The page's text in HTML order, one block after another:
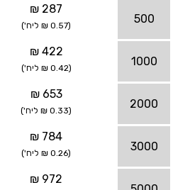
500
287 ₪
(0.57 ₪ ליח')
1000
422 ₪
(0.42 ₪ ליח')
2000
653 ₪
(0.33 ₪ ליח')
3000
784 ₪
(0.26 ₪ ליח')
972 ₪